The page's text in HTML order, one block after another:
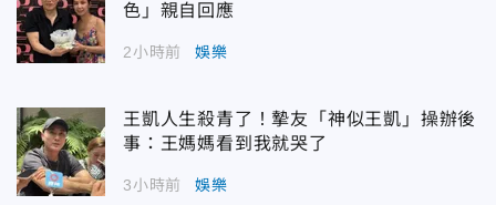
色」親自回應
2小時前 娛樂
王凱人生殺青了！摯友「神似王凱」操辦後
事：王媽媽看到我就哭了
3小時前 娛樂